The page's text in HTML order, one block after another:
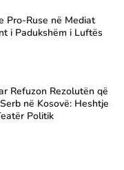
Pro-Ruse në Mediat
i Padukshëm i Luftës
Refuzon Rezolutën që
në Kosovë: Heshtje
Politik